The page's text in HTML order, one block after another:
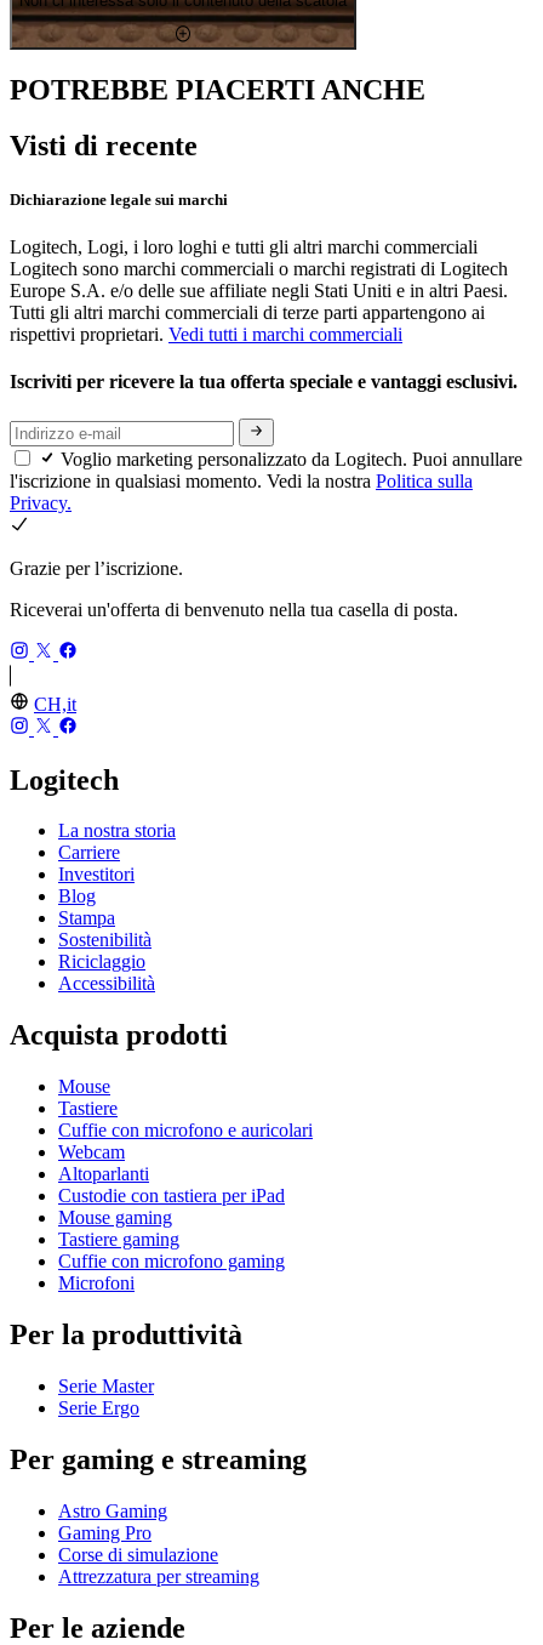
POTREBBE PIACERTI ANCHE
Visti di recente
Dichiarazione legale sui marchi
Logitech, Logi, i loro loghi e tutti gli altri marchi commerciali
Logitech sono marchi commerciali o marchi registrati di Logitech
Europe S.A. e/o delle sue affiliate negli Stati Uniti e in altri Paesi.
Tutti gli altri marchi commerciali di terze parti appartengono ai
rispettivi proprietari. Vedi tutti i marchi commerciali
Iscriviti per ricevere la tua offerta speciale e vantaggi esclusivi.
Voglio marketing personalizzato da Logitech. Puoi annullare
l'iscrizione in qualsiasi momento. Vedi la nostra Politica sulla
Privacy.
Grazie per l’iscrizione.
Riceverai un'offerta di benvenuto nella tua casella di posta.
CH,it
Logitech
La nostra storia
Carriere
Investitori
Blog
Stampa
Sostenibilità
Riciclaggio
Accessibilità
Acquista prodotti
Mouse
Tastiere
Cuffie con microfono e auricolari
Webcam
Altoparlanti
Custodie con tastiera per iPad
Mouse gaming
Tastiere gaming
Cuffie con microfono gaming
Microfoni
Per la produttività
Serie Master
Serie Ergo
Per gaming e streaming
Astro Gaming
Gaming Pro
Corse di simulazione
Attrezzatura per streaming
Per le aziende